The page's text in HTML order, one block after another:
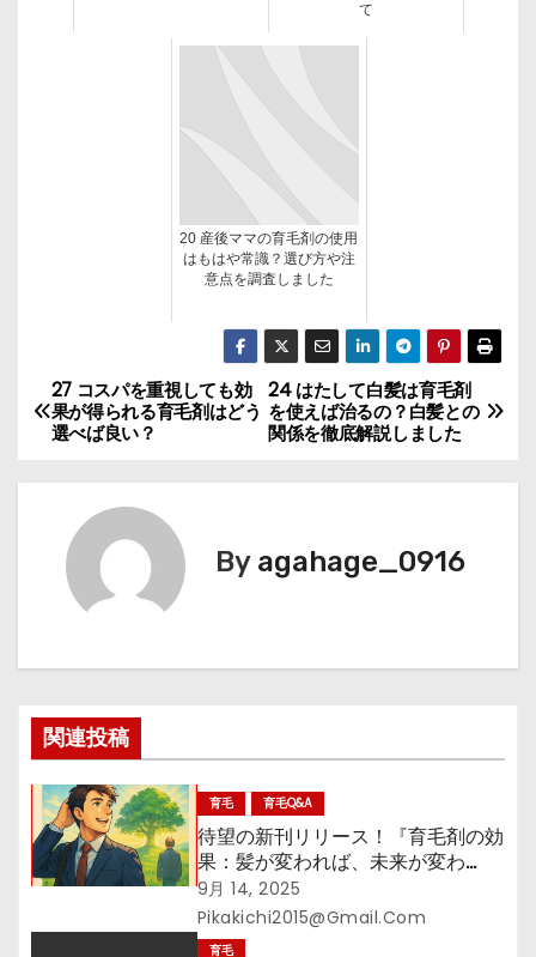
て
20 産後ママの育毛剤の使用
はもはや常識？選び方や注
意点を調査しました
投
稿
ビ
ゲ
シ
ョ
ン
24 はたして白髪は育毛剤
を使えば治るの？白髪との
関係を徹底解説しました
27 コスパを重視しても効
果が得られる育毛剤はどう
選べば良い？
By agahage_0916
関連投稿
育毛 育毛Q&A
待望の新刊リリース！『育毛剤の効
果：髪が変われば、未来が変わ
る！』─その一本が、あなたの未来
を拓く
9月 14, 2025
Pikakichi2015@gmail.com
育毛